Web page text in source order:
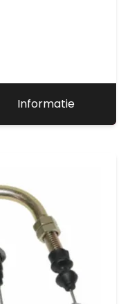
Informatie